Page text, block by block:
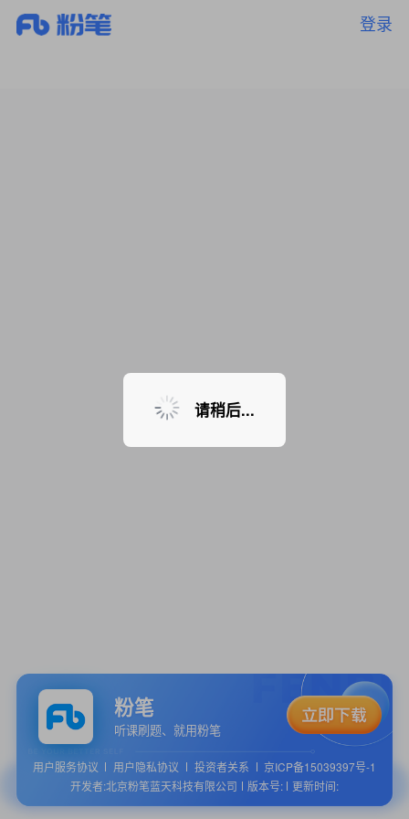
登录
暂无课程，敬请期待
粉笔
听课刷题、就用粉笔
用户服务协议 用户隐私协议 投资者关系
京ICP备15039397号-1
开发者:北京粉笔蓝天科技有限公司
版本号: 更新时间:
请稍后...